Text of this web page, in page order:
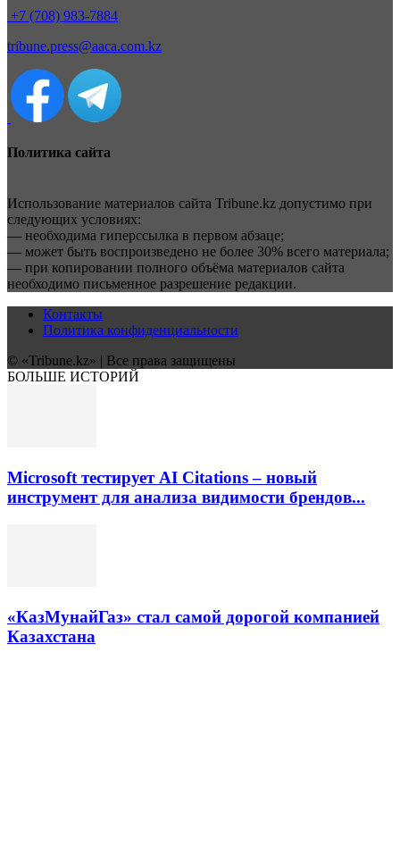
+7 (708) 983-7884
tribune.press@aaca.com.kz
Политика сайта
Использование материалов сайта Tribune.kz допустимо при
следующих условиях:
— необходима гиперссылка в первом абзаце;
— может быть воспроизведено не более 30% всего материала;
— при копировании полного объёма материалов сайта
необходимо письменное разрешение редакции.
Контакты
Политика конфиденциальности
© «Tribune.kz» | Все права защищены
БОЛЬШЕ ИСТОРИЙ
Microsoft тестирует AI Citations – новый
инструмент для анализа видимости брендов...
«КазМунайГаз» стал самой дорогой компанией
Казахстана